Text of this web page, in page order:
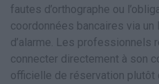
fautes d’orthographe ou
coordonnées bancaires via
d’alarme. Les professionnels
connecter directement à son
officielle de réservation plutôt